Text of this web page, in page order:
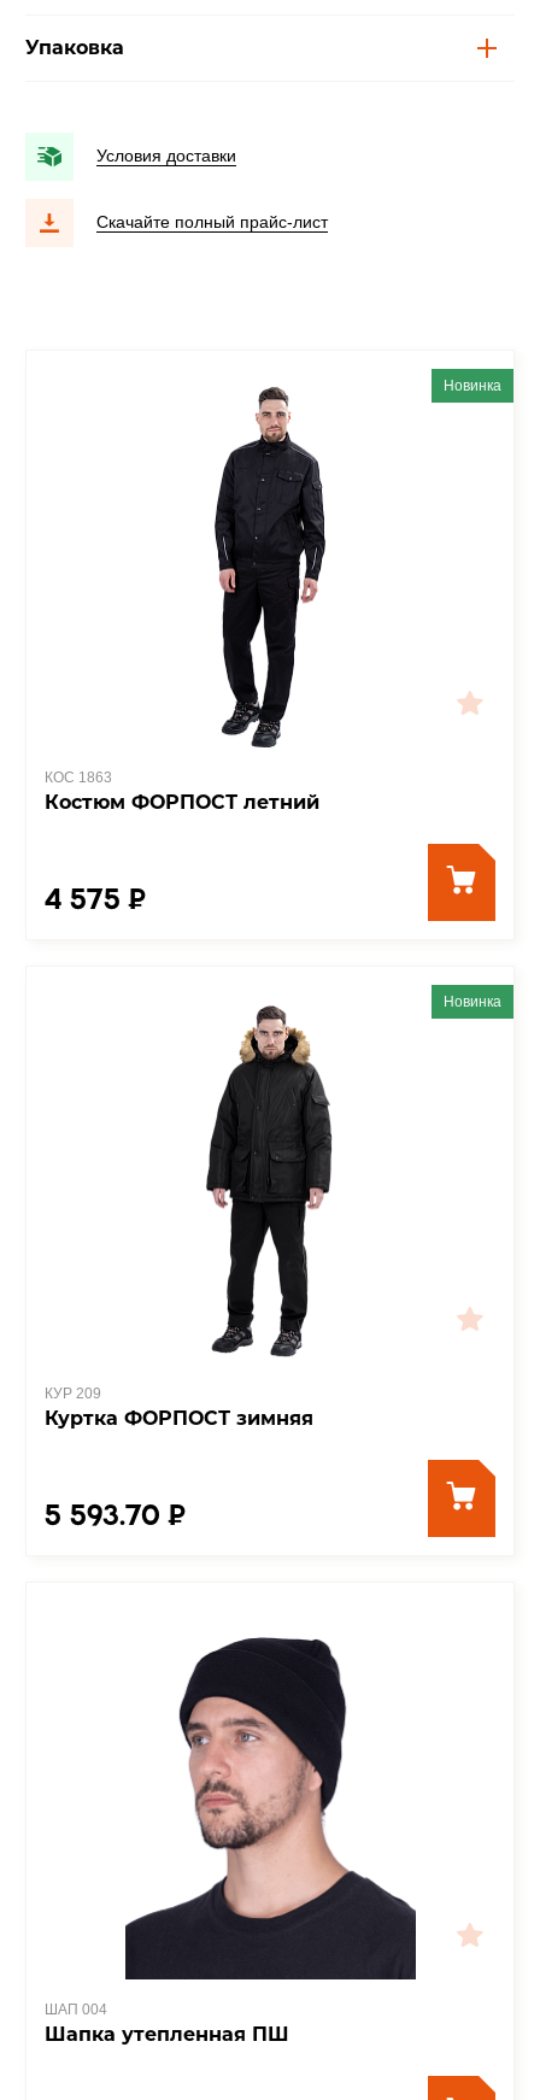
Упаковка
Условия доставки
Скачайте полный прайс-лист
Новинка
КОС 1863
Костюм ФОРПОСТ летний
4 575 ₽
Новинка
КУР 209
Куртка ФОРПОСТ зимняя
5 593.70 ₽
ШАП 004
Шапка утепленная ПШ